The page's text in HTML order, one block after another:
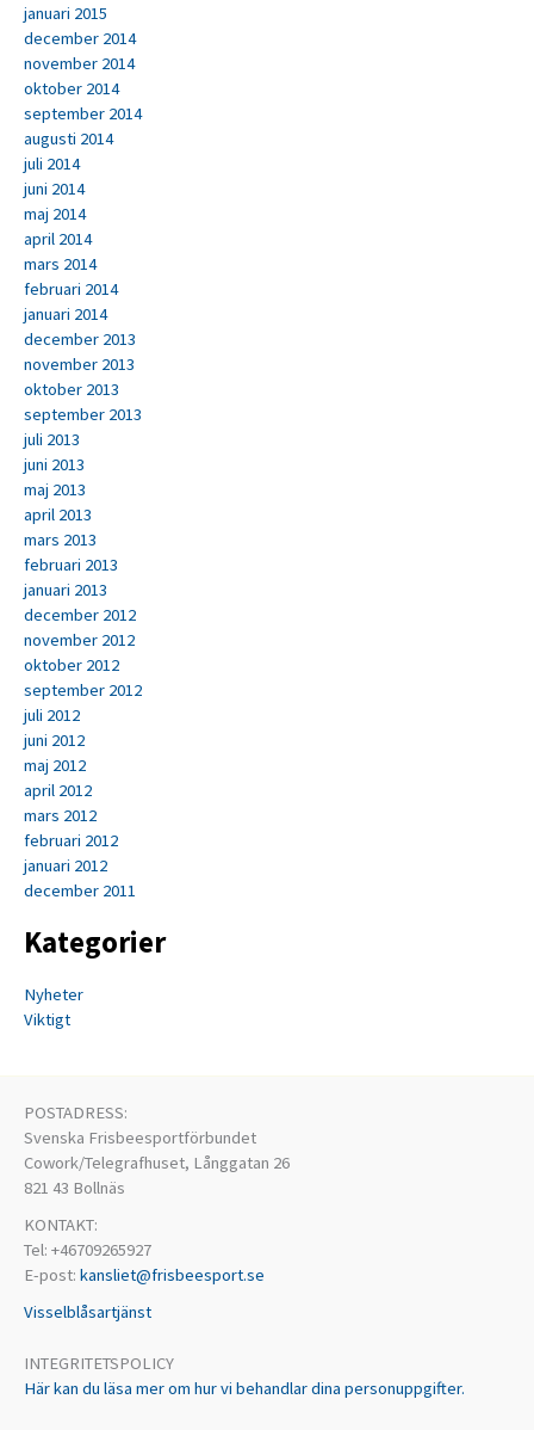
januari 2015
december 2014
november 2014
oktober 2014
september 2014
augusti 2014
juli 2014
juni 2014
maj 2014
april 2014
mars 2014
februari 2014
januari 2014
december 2013
november 2013
oktober 2013
september 2013
juli 2013
juni 2013
maj 2013
april 2013
mars 2013
februari 2013
januari 2013
december 2012
november 2012
oktober 2012
september 2012
juli 2012
juni 2012
maj 2012
april 2012
mars 2012
februari 2012
januari 2012
december 2011
Kategorier
Nyheter
Viktigt
POSTADRESS:
Svenska Frisbeesportförbundet
Cowork/Telegrafhuset, Långgatan 26
821 43 Bollnäs
KONTAKT:
Tel: +46709265927
E-post: kansliet@frisbeesport.se
Visselblåsartjänst
INTEGRITETSPOLICY
Här kan du läsa mer om hur vi behandlar dina personuppgifter.